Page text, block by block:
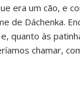
era um cão, e
de Dáchenka.
quanto às
chamar,